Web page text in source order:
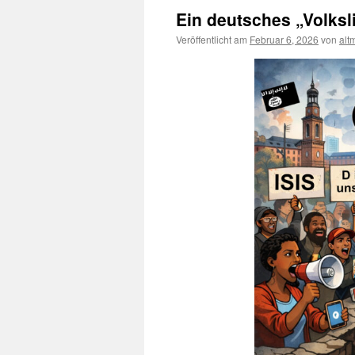
Ein deutsches
Veröffentlicht am Februar 6, 2026 von